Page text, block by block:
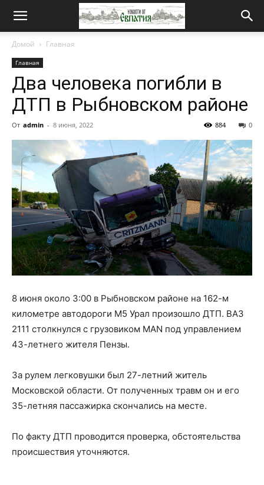
Новости
Евпатия
Домой Главная
Главная
Два человека погибли в
ДТП в Рыбновском районе
От admin - 8 июня, 2022 0
884
8 июня около 3:00 в Рыбновском районе на 162-м
километре автодороги М5 Урал произошло ДТП. ВАЗ
2111 столкнулся с грузовиком MAN под управлением
43-летнего жителя Пензы.
За рулем легковушки был 27-летний житель
Московской области. От полученных травм он и его
35-летняя пассажирка скончались на месте.
По факту ДТП проводится проверка, обстоятельства
происшествия уточняются.